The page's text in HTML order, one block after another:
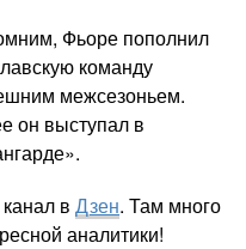
Фьоре пополнил
команду
межсезоньем.
он выступал в
в Дзен. Там много
аналитики!